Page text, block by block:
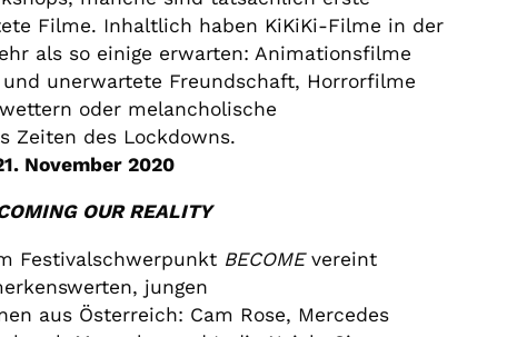
Filme. Inhaltlich haben KiKiKi-Filme in der
als so einige erwarten: Animationsfilme
unerwartete Freundschaft, Horrorfilme
oder melancholische
Zeiten des Lockdowns.
November 2020
OUR REALITY
Festivalschwerpunkt BECOMEvereint
jungen
aus Österreich: Cam Rose, Mercedes